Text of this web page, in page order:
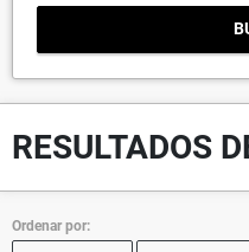
RESULTADOS
Ordenar por: